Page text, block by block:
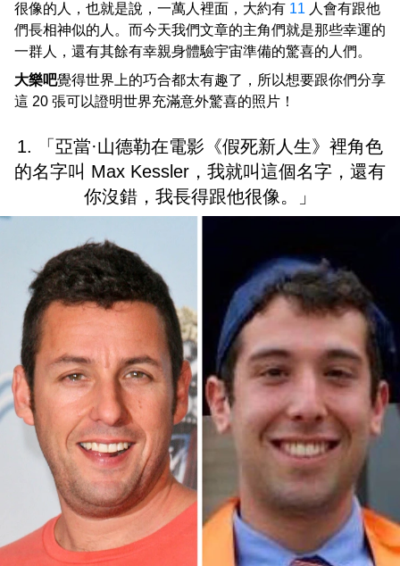
很像的人，也就是說，一萬人裡面，大約有 11 人會有跟他
們長相神似的人。而今天我們文章的主角們就是那些幸運的
一群人，還有其餘有幸親身體驗宇宙準備的驚喜的人們。
大樂吧覺得世界上的巧合都太有趣了，所以想要跟你們分享
這 20 張可以證明世界充滿意外驚喜的照片！
1. 「亞當·山德勒在電影《假死新人生》裡角色
的名字叫 Max Kessler，我就叫這個名字，還有
你沒錯，我長得跟他很像。」